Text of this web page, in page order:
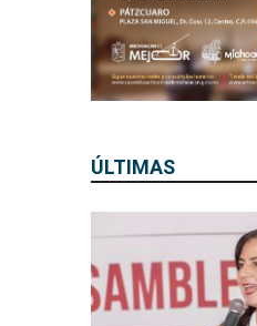
ÚLTIMAS